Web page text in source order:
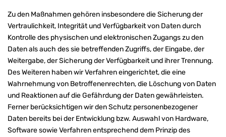
Zu den Maßnahmen gehören insbesondere die Sicherung der
Vertraulichkeit, Integrität und Verfügbarkeit von Daten durch
Kontrolle des physischen und elektronischen Zugangs zu den
Daten als auch des sie betreffenden Zugriffs, der Eingabe, der
Weitergabe, der Sicherung der Verfügbarkeit und ihrer Trennung.
Des Weiteren haben wir Verfahren eingerichtet, die eine
Wahrnehmung von Betroffenenrechten, die Löschung von Daten
und Reaktionen auf die Gefährdung der Daten gewährleisten.
Ferner berücksichtigen wir den Schutz personenbezogener
Daten bereits bei der Entwicklung bzw. Auswahl von Hardware,
Software sowie Verfahren entsprechend dem Prinzip des